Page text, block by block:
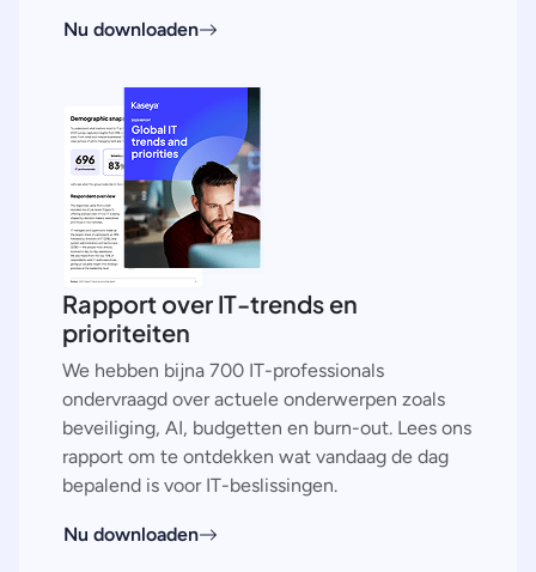
Nu downloaden
Rapport over IT-trends en
prioriteiten
We hebben bijna 700 IT-professionals
ondervraagd over actuele onderwerpen zoals
beveiliging, AI, budgetten en burn-out. Lees ons
rapport om te ontdekken wat vandaag de dag
bepalend is voor IT-beslissingen.
Nu downloaden